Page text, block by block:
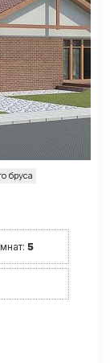
бруса
5